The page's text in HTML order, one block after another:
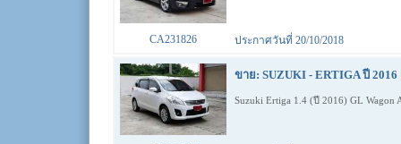
CA231826 ประกาศวันที่ 20/10/2018
ขาย: SUZUKI - ERTIGA ปี 2016
Suzuki Ertiga 1.4 (ปี 2016) GL Wagon